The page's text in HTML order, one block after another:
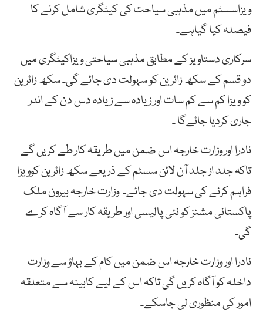
ویزاسسٹم میں مذہبی سیاحت کی کیٹگری شامل کرنے کا
فیصلہ کیا گیاہے۔
سرکاری دستاویز کے مطابق مذہبی سیاحتی ویزاکیٹگری میں
دو قسم کے سکھ زائرین کو سہولت دی جائے گی۔ سکھ زائرین
کو ویزا کم سے کم سات اور زیادہ سے زیادہ دس دن کے اندر
جاری کردیا جائےگا ۔
نادرا اور وزارت خارجہ اس ضمن میں طریقہ کار طے کریں گے
تاکہ جلد از جلد آن لائن سسٹم کے ذریعے سکھ زائرین کوویزا
فراہم کرنے کی سہولت دی جائے۔ وزارت خارجہ بیرون ملک
پاکستانی مشنز کو نئی پالیسی اور طریقہ کار سے آگاہ کرے
گی۔
نادرا اور وزارت خارجہ اس ضمن میں کام کے بہاؤ سے وزارت
داخلہ کو آگاہ کریں گی تاکہ اس کے لیے کابینہ سے متعلقہ
امور کی منظوری لی جاسکے۔